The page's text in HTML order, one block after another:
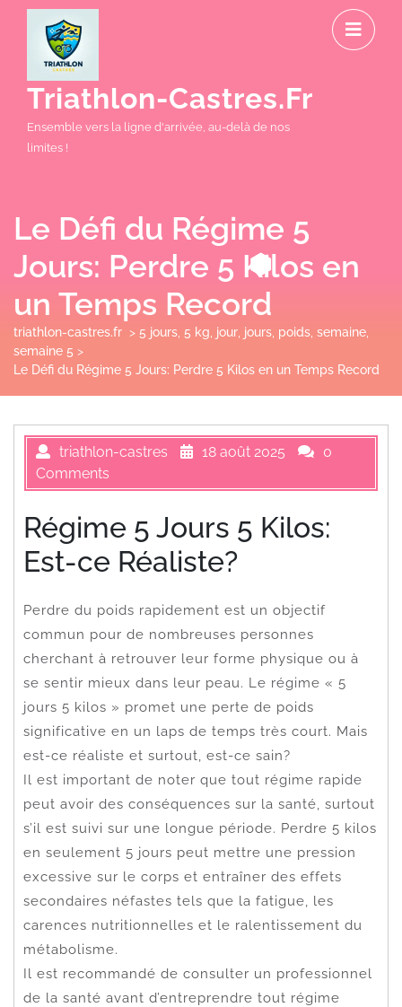
Triathlon-Castres.fr
Ensemble vers la ligne d'arrivée, au-delà de nos
limites !
Le Défi du Régime 5
Jours: Perdre 5 Kilos en
un Temps Record
triathlon-castres.fr > 5 jours 5 kg jour jours poids semaine
semaine 5 >
Le Défi du Régime 5 Jours: Perdre 5 Kilos en un Temps Record
triathlon-castres 18 août 2025
0
Comments
Régime 5 Jours 5 Kilos:
Est-ce Réaliste?
Perdre du poids rapidement est un objectif
commun pour de nombreuses personnes
cherchant à retrouver leur forme physique ou à
se sentir mieux dans leur peau. Le régime « 5
jours 5 kilos » promet une perte de poids
significative en un laps de temps très court. Mais
est-ce réaliste et surtout, est-ce sain?
Il est important de noter que tout régime rapide
peut avoir des conséquences sur la santé, surtout
s’il est suivi sur une longue période. Perdre 5 kilos
en seulement 5 jours peut mettre une pression
excessive sur le corps et entraîner des effets
secondaires néfastes tels que la fatigue, les
carences nutritionnelles et le ralentissement du
métabolisme.
Il est recommandé de consulter un professionnel
de la santé avant d’entreprendre tout régime